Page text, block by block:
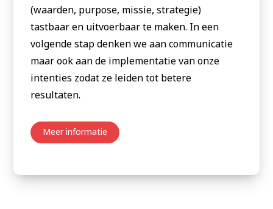
(waarden, purpose, missie, strategie)
tastbaar en uitvoerbaar te maken. In een
volgende stap denken we aan communicatie
maar ook aan de implementatie van onze
intenties zodat ze leiden tot betere
resultaten.
Meer informatie